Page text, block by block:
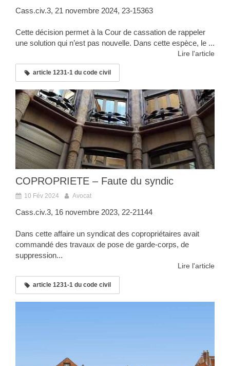
Cass.civ.3, 21 novembre 2024, 23-15363
Cette décision permet à la Cour de cassation de rappeler
une solution qui n’est pas nouvelle. Dans cette espèce, le ...
Lire l'article
article 1231-1 du code civil
COPROPRIETE – Faute du syndic
10 Fév 2024 Avocat
Cass.civ.3, 16 novembre 2023, 22-21144
Dans cette affaire un syndicat des copropriétaires avait
commandé des travaux de pose de garde-corps, de
suppression...
Lire l'article
article 1231-1 du code civil